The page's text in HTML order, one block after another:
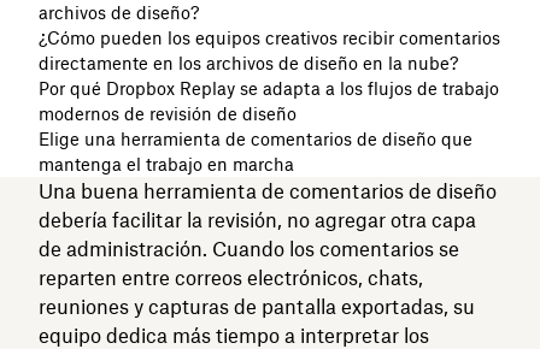
archivos de diseño?
¿Cómo pueden los equipos creativos recibir comentarios
directamente en los archivos de diseño en la nube?
Por qué Dropbox Replay se adapta a los flujos de trabajo
modernos de revisión de diseño
Elige una herramienta de comentarios de diseño que
mantenga el trabajo en marcha
Una buena herramienta de comentarios de diseño
debería facilitar la revisión, no agregar otra capa
de administración. Cuando los comentarios se
reparten entre correos electrónicos, chats,
reuniones y capturas de pantalla exportadas, su
equipo dedica más tiempo a interpretar los